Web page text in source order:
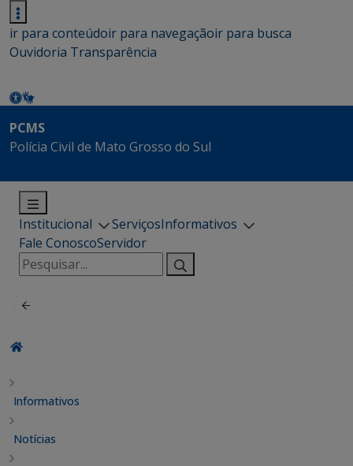
ir para conteúdoir para navegaçãoir para busca
Ouvidoria Transparência
PCMS
Polícia Civil de Mato Grosso do Sul
Institucional ServiçosInformativos
Fale ConoscoServidor
Pesquisar
por:
Informativos
Notícias